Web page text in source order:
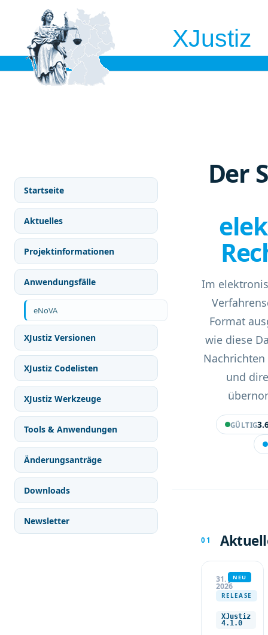
XJustiz
Startseite
Aktuelles
Projektinformationen
Anwendungsfälle
eNoVA
XJustiz Versionen
XJustiz Codelisten
XJustiz Werkzeuge
Tools & Anwendungen
Änderungsanträge
Downloads
Newsletter
Der
Im
Format
wie diese
und
GÜLTIG
01
NEU
31. Juli
2026
RELEASE
XJustiz
4.1.0